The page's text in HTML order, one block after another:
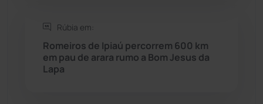
Sudoeste Baiano (1530)
Rúbia em:
Romeiros de Ipiaú percorrem 600 km
em pau de arara rumo a Bom Jesus da
Lapa